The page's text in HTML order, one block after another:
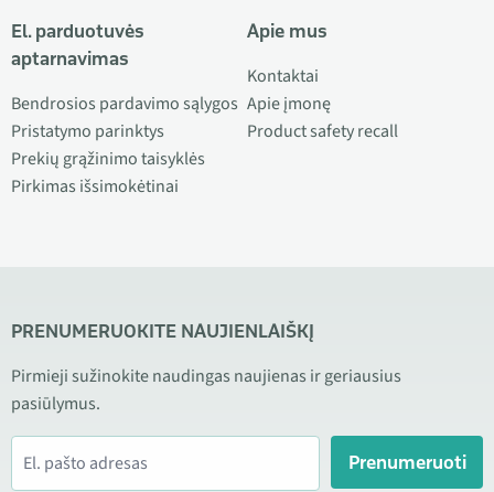
El. parduotuvės
aptarnavimas
Bendrosios pardavimo sąlygos
Pristatymo parinktys
Prekių grąžinimo taisyklės
Pirkimas išsimokėtinai
Apie mus
Kontaktai
Apie įmonę
Product safety recall
PRENUMERUOKITE NAUJIENLAIŠKĮ
Pirmieji sužinokite naudingas naujienas ir geriausius
pasiūlymus.
Prenumeruoti